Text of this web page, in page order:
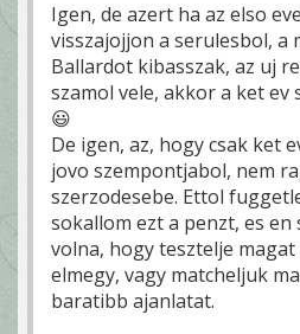
Igen, de azert ha az elso
visszajojjon a serulesbol, a
Ballardot kibasszak, az uj
szamol vele, akkor a ket ev
😃
De igen, az, hogy csak ket
jovo szempontjabol, nem
szerzodesebe. Ettol
sokallom ezt a penzt, es en
volna, hogy tesztelje
elmegy, vagy matcheljuk
baratibb ajanlatat.